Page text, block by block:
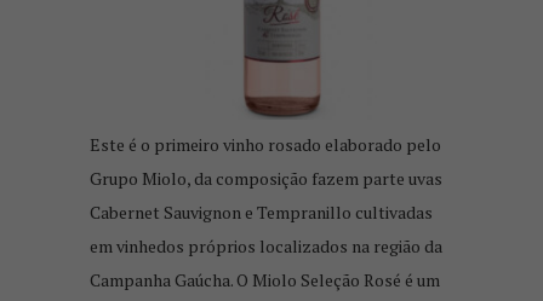
Este é o primeiro vinho rosado elaborado pelo
Grupo Miolo, da composição fazem parte uvas
Cabernet Sauvignon e Tempranillo cultivadas
em vinhedos próprios localizados na região da
Campanha Gaúcha. O Miolo Seleção Rosé é um